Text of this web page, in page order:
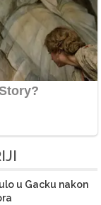
u Gacku nakon